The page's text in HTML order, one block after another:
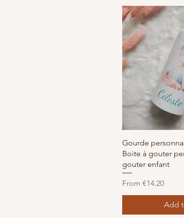
Gourde
Boite à gouter
gouter enfant
From €14.20
Sale Price
Add